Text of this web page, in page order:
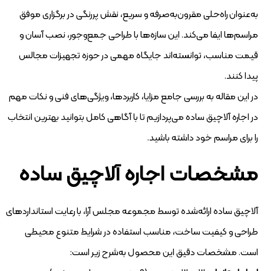
به‌عنوان راه‌حلی مقرون‌به‌صرفه و سریع، نقش پررنگی در برگزاری موفق
مراسم‌ها ایفا می‌کند. این سازه‌ها با طراحی جمع‌وجور، نصب آسان و
قیمت مناسب، توانسته‌اند جایگاه مهمی در حوزه تجهیزات مجالس
پیدا کنند.
در این مقاله به بررسی جامع مزایا، کاربردها، ویژگی‌های فنی و نکات مهم
در اجاره آلاچیق ساده می‌پردازیم تا با آگاهی کامل بتوانید بهترین انتخاب
را برای مراسم خود داشته باشید.
مشخصات اجاره آلاچیق ساده
آلاچیق ساده ارائه‌شده توسط مجموعه مجلس آرا، با رعایت استانداردهای
طراحی و کیفیت ساخت، مناسب استفاده در شرایط متنوع محیطی
است. مشخصات دقیق این محصول به‌شرح زیر است: